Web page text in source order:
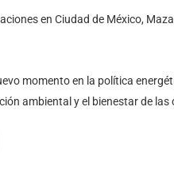
en Ciudad de México,
momento en la política
ambiental y el bienestar de las